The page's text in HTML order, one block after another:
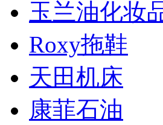
玉兰油化妆
Roxy拖鞋
天田机床
康菲石油